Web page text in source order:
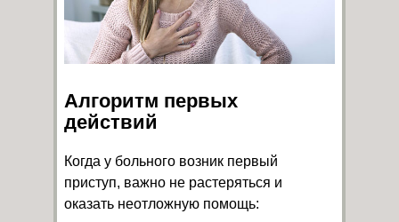
Алгоритм первых
действий
Когда у больного возник первый
приступ, важно не растеряться и
оказать неотложную помощь: